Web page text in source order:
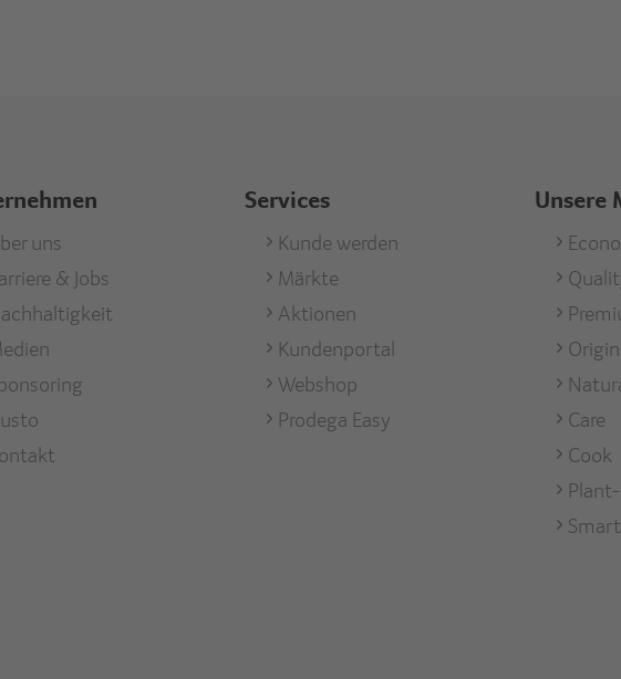
uns
& Jobs
Services
Footer
Services
Kunde werden
Märkte
Aktionen
Kundenportal
Webshop
Prodega Easy
Unsere
Care
Cook